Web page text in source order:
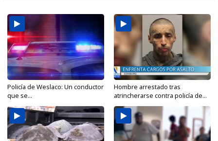
Policía de Weslaco: Un conductor
que se...
Hombre arrestado tras
atrincherarse contra policía de...